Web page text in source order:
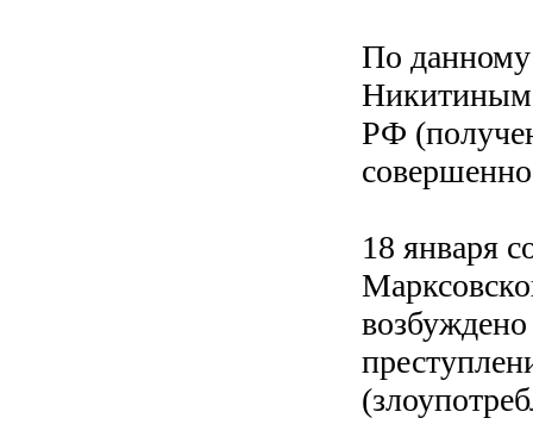
По данному
Никитиным
РФ
18 января